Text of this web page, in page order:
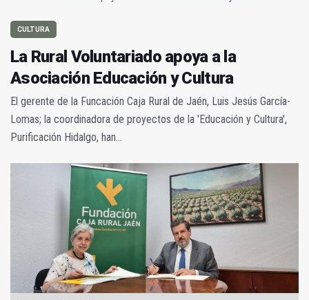
CULTURA
La Rural Voluntariado apoya a la
Asociación Educación y Cultura
El gerente de la Funcación Caja Rural de Jaén, Luis Jesús García-
Lomas; la coordinadora de proyectos de la 'Educación y Cultura',
Purificación Hidalgo, han...